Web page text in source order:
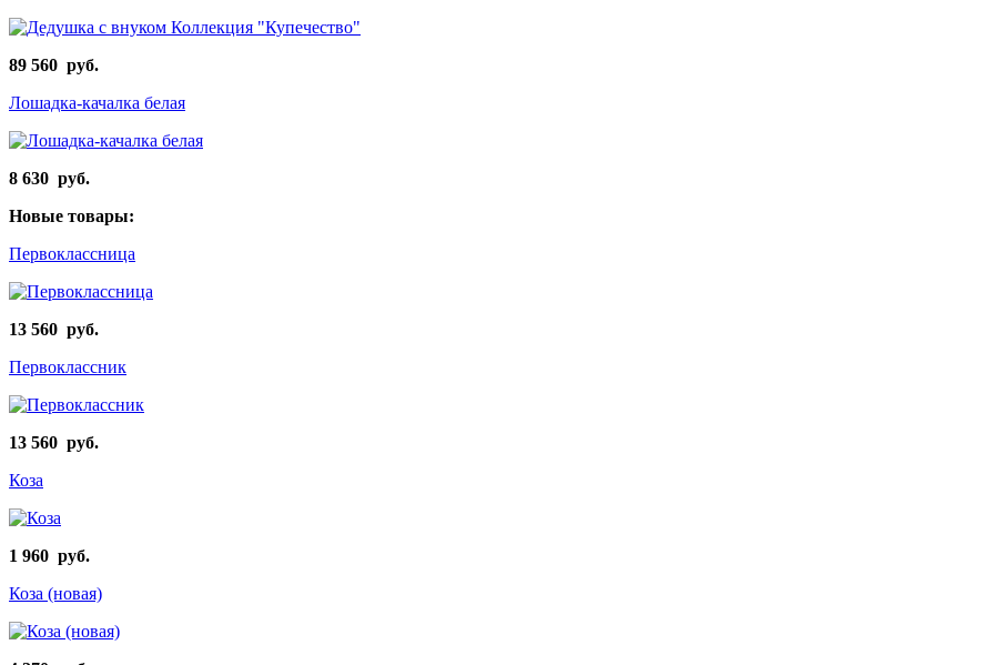
89 560 руб.
Лошадка-качалка белая
8 630 руб.
Новые товары:
Первоклассница
13 560 руб.
Первоклассник
13 560 руб.
Коза
1 960 руб.
Коза (новая)